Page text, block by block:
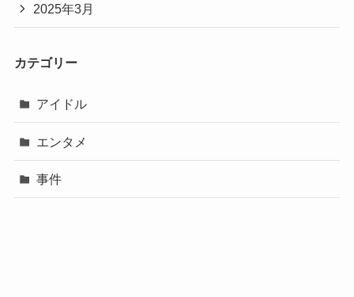
2025年3月
カテゴリー
アイドル
エンタメ
事件